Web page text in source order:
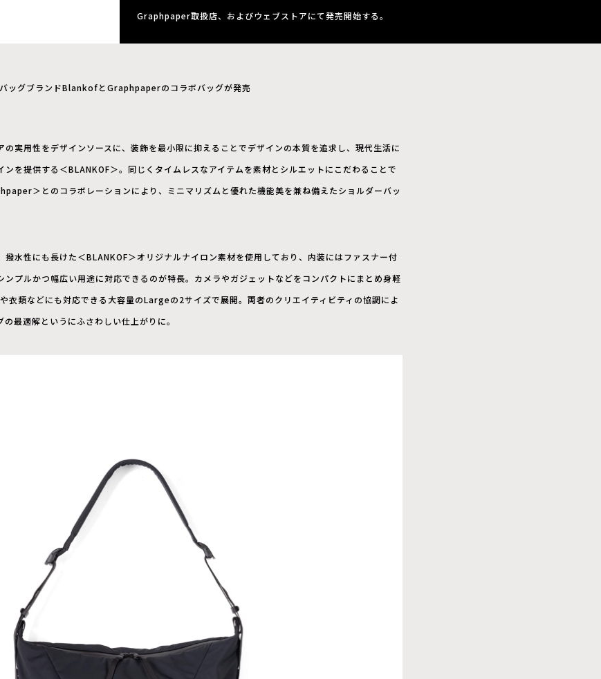
Graphpaper取扱店、およびウェブストアにて発売開始する。
ッグブランドBlankofとGraphpaperのコラボバッグが発売
の実用性をデザインソースに、装飾を最小限に抑えることでデザインの本質を追求し、現代生活に
を提供する＜BLANKOF＞。同じくタイムレスなアイテムを素材とシルエットにこだわることで
＞とのコラボレーションにより、ミニマリズムと優れた機能美を兼ね備えたショルダーバッ
撥水性にも長けた＜BLANKOF＞オリジナルナイロン素材を使用しており、内装にはファスナー付
ンプルかつ幅広い用途に対応できるのが特長。カメラやガジェットなどをコンパクトにまとめ身軽
衣類などにも対応できる大容量のLargeの2サイズで展開。両者のクリエイティビティの協調によ
最適解というにふさわしい仕上がりに。